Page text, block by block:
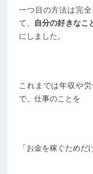
一つ目の方法は完
て、 自分の好きなこ
にしました。
これまでは年収や
で、仕事のことを
「お金を稼ぐためだ